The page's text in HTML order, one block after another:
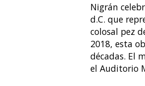
Nigrán
d.C. que
colosal pez
2018, esta
décadas. El
el Auditorio